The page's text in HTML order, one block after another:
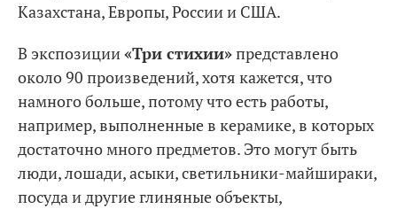
Казахстана, Европы, России и США.
В экспозиции«Три стихии»представлено
около 90 произведений, хотя кажется, что
намного больше, потому что есть работы,
например, выполненные в керамике, в которых
достаточно много предметов. Это могут быть
люди, лошади, асыки, светильники-майшираки,
посуда и другие глиняные объекты,